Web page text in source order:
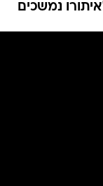
נמשכים